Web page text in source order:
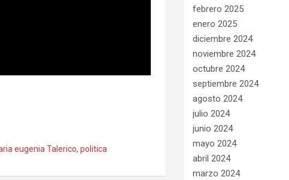
eugenia Talerico, politica
febrero 2025
enero 2025
diciembre 2024
noviembre 2024
octubre 2024
septiembre 2024
agosto 2024
julio 2024
junio 2024
mayo 2024
abril 2024
marzo 2024